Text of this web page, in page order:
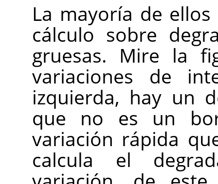
La mayoría de
cálculo sobre
gruesas. Mire la
variaciones de
izquierda, hay un
que no es un
variación rápida
calcula el